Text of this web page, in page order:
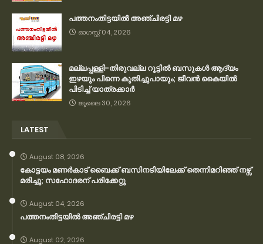
പത്തനംതിട്ടയിൽ അഞ്ചിരട്ടി മഴ
ഓഗസ്റ്റ് 04, 2026
മല്ലപ്പള്ളി-തിരുവല്ല റൂട്ടിൽ ബസുകൾ ആദ്യം
ഇഴയും പിന്നെ കുതിച്ചുപായും; ജീവൻ കൈയിൽ
പിടിച്ച് യാത്രക്കാർ
ജൂലൈ 30, 2026
LATEST
August 08, 2026
കോട്ടയം മണർകാട് ബൈക്ക് ബസിനടിയിലേക്ക് തെന്നിമറിഞ്ഞ് നഴ്സ്
മരിച്ചു; സഹോദരന് പരിക്കേറ്റു
August 04, 2026
പത്തനംതിട്ടയിൽ അഞ്ചിരട്ടി മഴ
August 02, 2026